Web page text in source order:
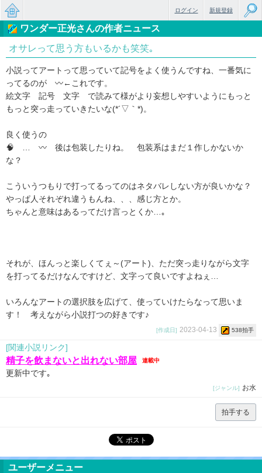
無料で
楽しめ
るちょ
っと大
人のケ
ータイ
新規登録
ログイン
ワンダー正光さんの作者ニュース
オサレって思う方もいるかも笑笑｡
小説ってアートって思っていて記号をよく使うんですね、一番気に
ってるのが 〰←これです。
絵文字 記号 文字 で読みて様がより妄想しやすいようにもっと
もっと突っ走っていきたいな(*´▽｀*)。
良く使うの
🧠 … 〰 後は包装したりね。 包装系はまだ１作しかないか
な？
こういうつもりで打ってるってのはネタバレしない方が良いかな？
やっぱ人それぞれ違うもんね、、、感じ方とか。
ちゃんと意味はあるってだけ言っとくか…｡
それが、ほんっと楽しくてぇ～(アート)、ただ突っ走りながら文字
を打ってるだけなんですけど、文字って良いですよねぇ…
いろんなアートの選択肢を広げて、使っていけたらなって思いま
す！ 考えながら小説打つの好きです♪
[作成日] 2023-04-13 538拍手
[関連小説リンク]
精子を飲まないと出れない部屋 連載中
更新中です｡
[ジャンル] お水
拍手する
ユーザーメニュー